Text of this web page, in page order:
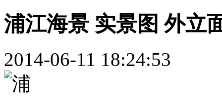
浦江海景 实景图 外立
2014-06-11 18:24:53